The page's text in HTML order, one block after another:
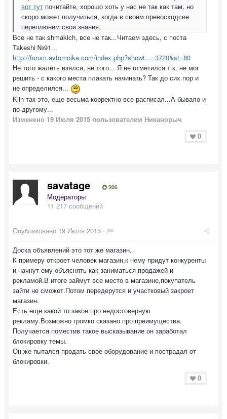
вот тут почитайте, хорошо хоть у нас не так как там, но
скоро может получиться, когда в своём превосходсве
переплюнем свои знания.
Все не так shmakich, все не так...Читаем здесь, с поста
Takeshi №91...
http://forum.avtomoika.com/index.php?showt...=3720&st=80
Не того жалеть взялся, не того... Я не отметился т.к. не мог
решить - с какого места плакать начинать? Так до сих пор и
не определился...
Klin так это, еще весьма корректно все расписал...А бывало и
по-другому...
Изменено 19 Июля 2015 пользователем Никанорыч
0
savatage 206
Модераторы
11 217 сообщений
Опубликовано 19 Июля 2015 ·
Доска объявлений это тот же магазин.
К примеру откроет человек магазин,к нему придут конкуренты
и начнут ему объяснять как заниматься продажей и
рекламой.В итоге займут все место в магазине,покупатель
зайти не сможет.Потом передерутся и участковый закроет
магазин.
Есть еще какой то закон про недостоверную
рекламу.Возможно громко сказано про преимущества.
Получается поместив такое высказывание он заработал
блокировку темы.
Он же пытался продать свое оборудование и пострадал от
блокировки.
0